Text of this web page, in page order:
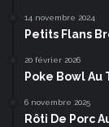
14 novembre 2024
Petits Flans
20 février 2026
Poke Bowl Au
6 novembre 2025
Rôti De Porc